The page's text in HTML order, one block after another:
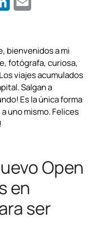
k
e
d
i
l
bienvenidos a mi
fotógrafa, curiosa,
viajes acumulados
Salgan a
Es la única forma
uno mismo. Felices
Open
en
ser